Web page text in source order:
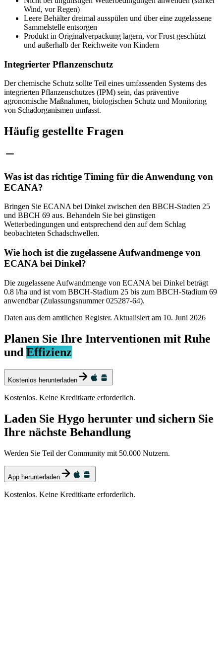
Wind, vor Regen)
Leere Behälter dreimal ausspülen und über eine zugelassene
Sammelstelle entsorgen
Produkt in Originalverpackung lagern, vor Frost geschützt
und außerhalb der Reichweite von Kindern
Integrierter Pflanzenschutz
Der chemische Schutz sollte Teil eines umfassenden Systems des
integrierten Pflanzenschutzes (IPM) sein, das präventive
agronomische Maßnahmen, biologischen Schutz und Monitoring
von Schadorganismen umfasst.
Häufig gestellte Fragen
Was ist das richtige Timing für die Anwendung von
ECANA?
Bringen Sie ECANA bei Dinkel zwischen den BBCH-Stadien 25
und BBCH 69 aus. Behandeln Sie bei günstigen
Wetterbedingungen und entsprechend den auf dem Schlag
beobachteten Schadschwellen.
Wie hoch ist die zugelassene Aufwandmenge von
ECANA bei Dinkel?
Die zugelassene Aufwandmenge von ECANA bei Dinkel beträgt
0.8 l/ha und ist vom BBCH-Stadium 25 bis zum BBCH-Stadium 69
anwendbar (Zulassungsnummer 025287-64).
Daten aus dem amtlichen Register. Aktualisiert am 10. Juni 2026
Planen Sie Ihre Interventionen mit Ruhe
und Effizienz
Kostenlos herunterladen
Kostenlos. Keine Kreditkarte erforderlich.
Laden Sie Hygo herunter und sichern Sie
Ihre nächste Behandlung
Werden Sie Teil der Community mit 50.000 Nutzern.
App herunterladen
Kostenlos. Keine Kreditkarte erforderlich.